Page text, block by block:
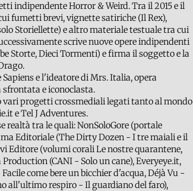
indipendente Horror & Weird. Tra il 2015 e il
fumetti brevi, vignette satiriche (Il Rex),
Storiellette) e altro materiale testuale tra cui
scrive nuove opere indipendenti
Storte, Dieci Tormenti) e firma il soggetto e la
e l'ideatore di Mrs. Italia, opera
e iconoclasta.
vari progetti crossmediali legati tanto al mondo
e Tel J Adventures.
realtà tra le quali: NonSoloGore (portale
Editoriale (The Dirty Dozen - I tre maiali e il
Editore (volumi corali Le nostre quarantene,
(CANI - Solo un cane), Everyeye.it,
come bere un bicchier d'acqua, Déjà Vu -
all'ultimo respiro - Il guardiano del faro),